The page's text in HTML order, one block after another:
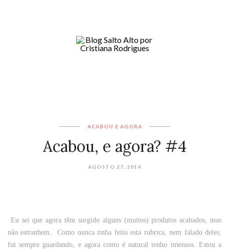
ACABOU E AGORA
Acabou, e agora? #4
AGOSTO 27, 2014
Eu sei que agora têm surgido alguns (muitos) produtos acabados, mas
não estranhem. Como nunca tinha feito esta rubrica, nem falado deles,
fui sempre guardando, e agora como é natural tenho imensos. Estou a